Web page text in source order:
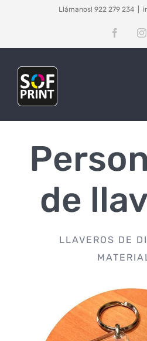
Llámanos! 922 279 234
de
LLAVEROS DE